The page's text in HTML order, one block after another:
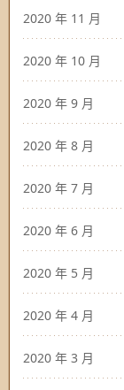
2020 年 11 月
2020 年 10 月
2020 年 9 月
2020 年 8 月
2020 年 7 月
2020 年 6 月
2020 年 5 月
2020 年 4 月
2020 年 3 月